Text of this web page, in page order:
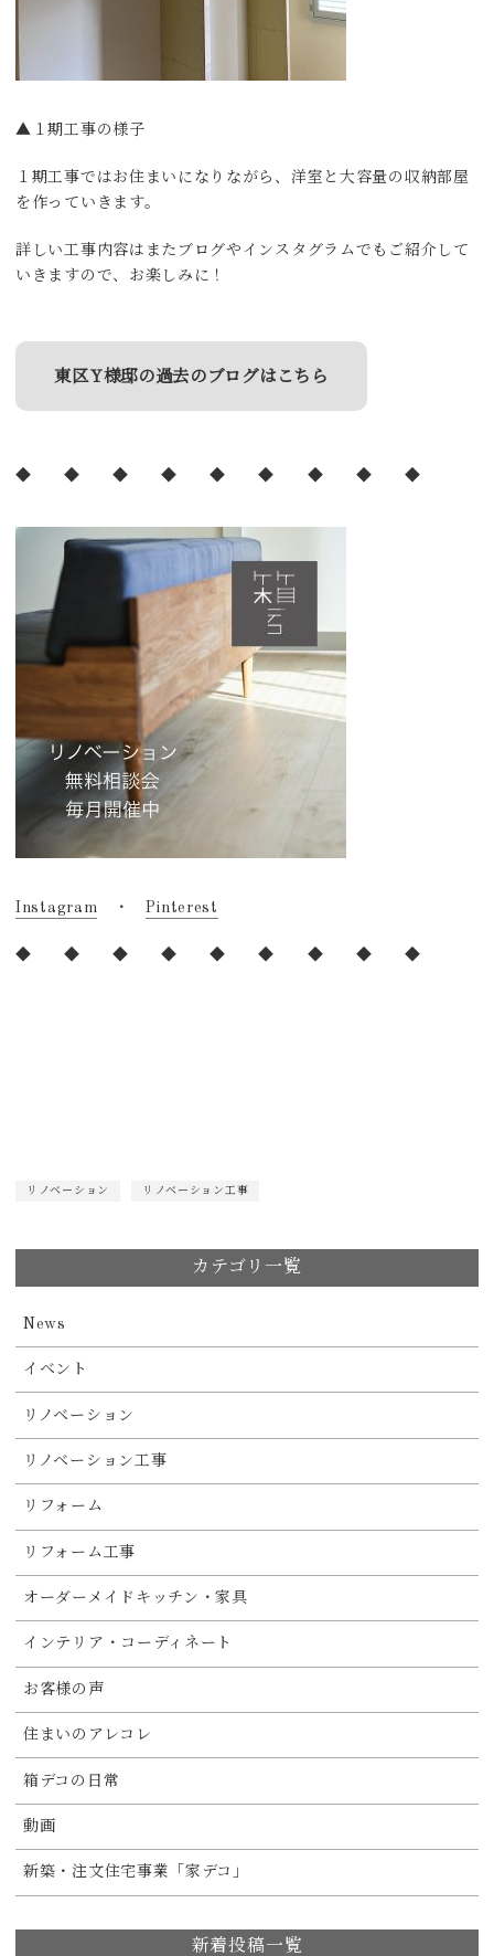
▲１期工事の様子
１期工事ではお住まいになりながら、洋室と大容量の収納部屋
を作っていきます。
詳しい工事内容はまたブログやインスタグラムでもご紹介して
いきますので、お楽しみに！
東区Y様邸の過去のブログはこちら
◆ ◆ ◆ ◆ ◆ ◆ ◆ ◆ ◆
Instagram ・ Pinterest
◆ ◆ ◆ ◆ ◆ ◆ ◆ ◆ ◆
リノベーション リノベーション工事
カテゴリ一覧
News
イベント
リノベーション
リノベーション工事
リフォーム
リフォーム工事
オーダーメイドキッチン・家具
インテリア・コーディネート
お客様の声
住まいのアレコレ
箱デコの日常
動画
新築・注文住宅事業「家デコ」
新着投稿一覧